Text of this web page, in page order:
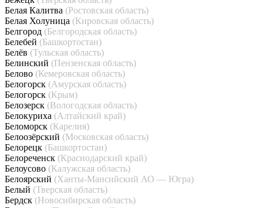
Белая Калитва (Ростовская область)
Белая Холуница (Кировская область)
Белгород (Белгородская область)
Белебей (Башкортостан)
Белёв (Тульская область)
Белинский (Пензенская область)
Белово (Кемеровская область)
Белогорск (Амурская область)
Белогорск (Крым)
Белозерск (Вологодская область)
Белокуриха (Алтайский край)
Беломорск (Карелия)
Белоозёрский (Московская область)
Белорецк (Башкортостан)
Белореченск (Краснодарский край)
Белоусово (Калужская область)
Белоярский (Ханты-Мансийский АО — Югра)
Белый (Тверская область)
Бердск (Новосибирская область)